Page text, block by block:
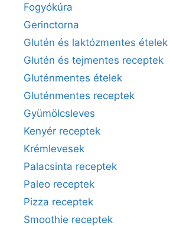
Fogyókúra
Gerinctorna
Glutén és laktózmentes ételek
Glutén és tejmentes receptek
Gluténmentes ételek
Gluténmentes receptek
Gyümölcsleves
Kenyér receptek
Krémlevesek
Palacsinta receptek
Paleo receptek
Pizza receptek
Smoothie receptek